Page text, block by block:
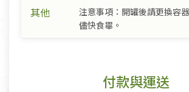
其他
注意事項：開罐後請更換容
儘快食畢。
付款與運送